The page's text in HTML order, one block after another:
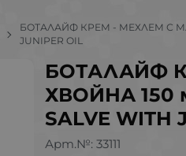
БОТАЛАЙФ КРЕМ - МЕХЛЕМ С
JUNIPER OIL
БОТАЛАЙФ
ХВОЙНА 150
SALVE WITH
Арт.№: 33111